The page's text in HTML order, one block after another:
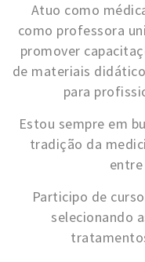
Atuo como
como professora
promover
de materiais
para
Estou sempre em
tradição da
entre
Participo de
selecionando